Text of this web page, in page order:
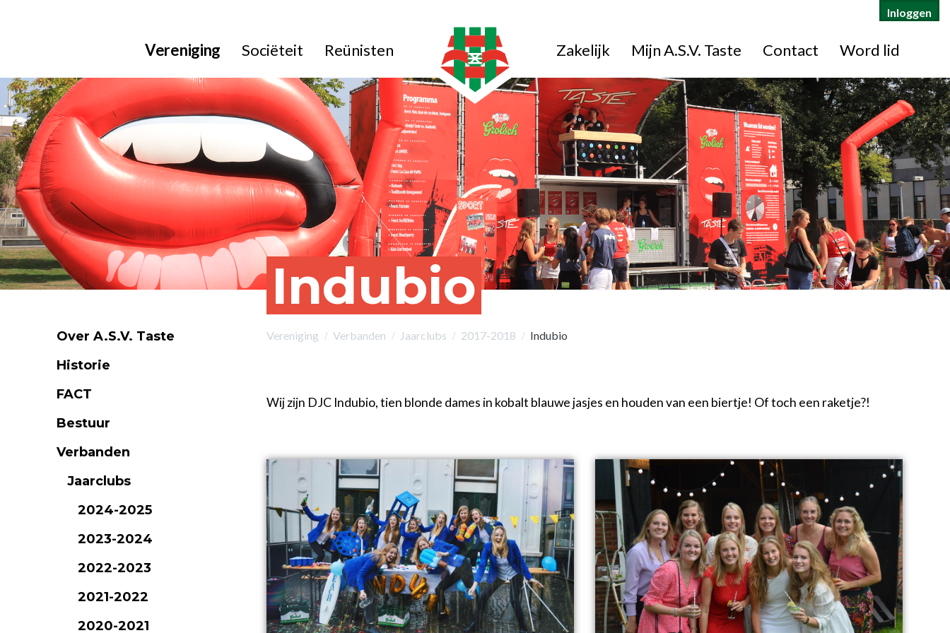
Inloggen
Vereniging Sociëteit Reünisten Zakelijk Mijn A.S.V. Taste Contact Word lid
Over A.S.V. Taste
Historie
FACT
Bestuur
Verbanden
Jaarclubs
2024-2025
2023-2024
2022-2023
2021-2022
2020-2021
Indubio
Vereniging Verbanden Jaarclubs 2017-2018 Indubio
Wij zijn DJC Indubio, tien blonde dames in kobalt blauwe jasjes en houden van een biertje! Of toch een raketje?!